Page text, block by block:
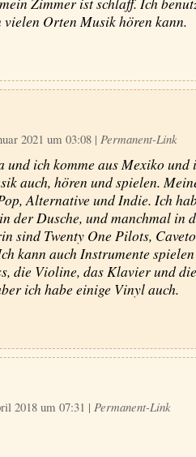
Orten Musik hören kann.
2021 um 03:08 | Permanent-Link
ich komme aus Mexiko und
auch, hören und spielen.
Alternative und Indie. Ich
der Dusche, und manchmal in
sind Twenty One Pilots,
kann auch Instrumente
die Violine, das Klavier und
ich habe einige Vinyl auch.
2018 um 07:31 | Permanent-Link